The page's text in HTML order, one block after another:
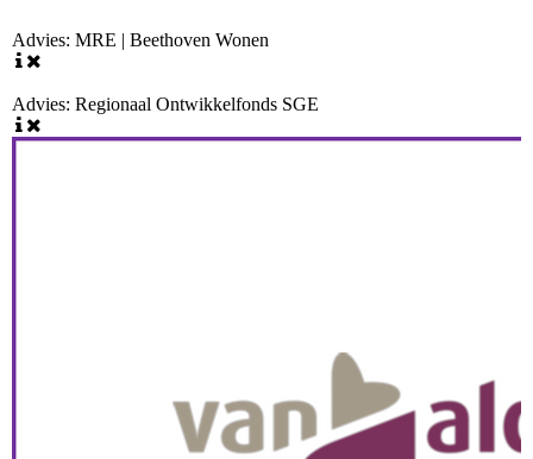
Advies: MRE | Beethoven Wonen
Advies: Regionaal Ontwikkelfonds SGE